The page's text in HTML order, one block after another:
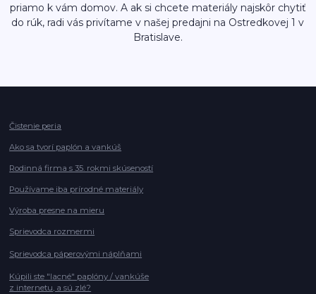
priamo k vám domov. A ak si chcete materiály najskôr chytiť
do rúk, radi vás privítame v našej predajni na Ostredkovej 1 v
Bratislave.
Čistenie peria
Ako sa tvorí paplón a vankúš
Rodinná firma s 35. rokmi skúseností
Používame iba prírodné materiály
Výroba presne na mieru
Sprievodca rozmermi
Sprievodca páperovými náplňami
Kúpili ste "lacné" paplóny / vankúše
z internetu, a sú zlé?